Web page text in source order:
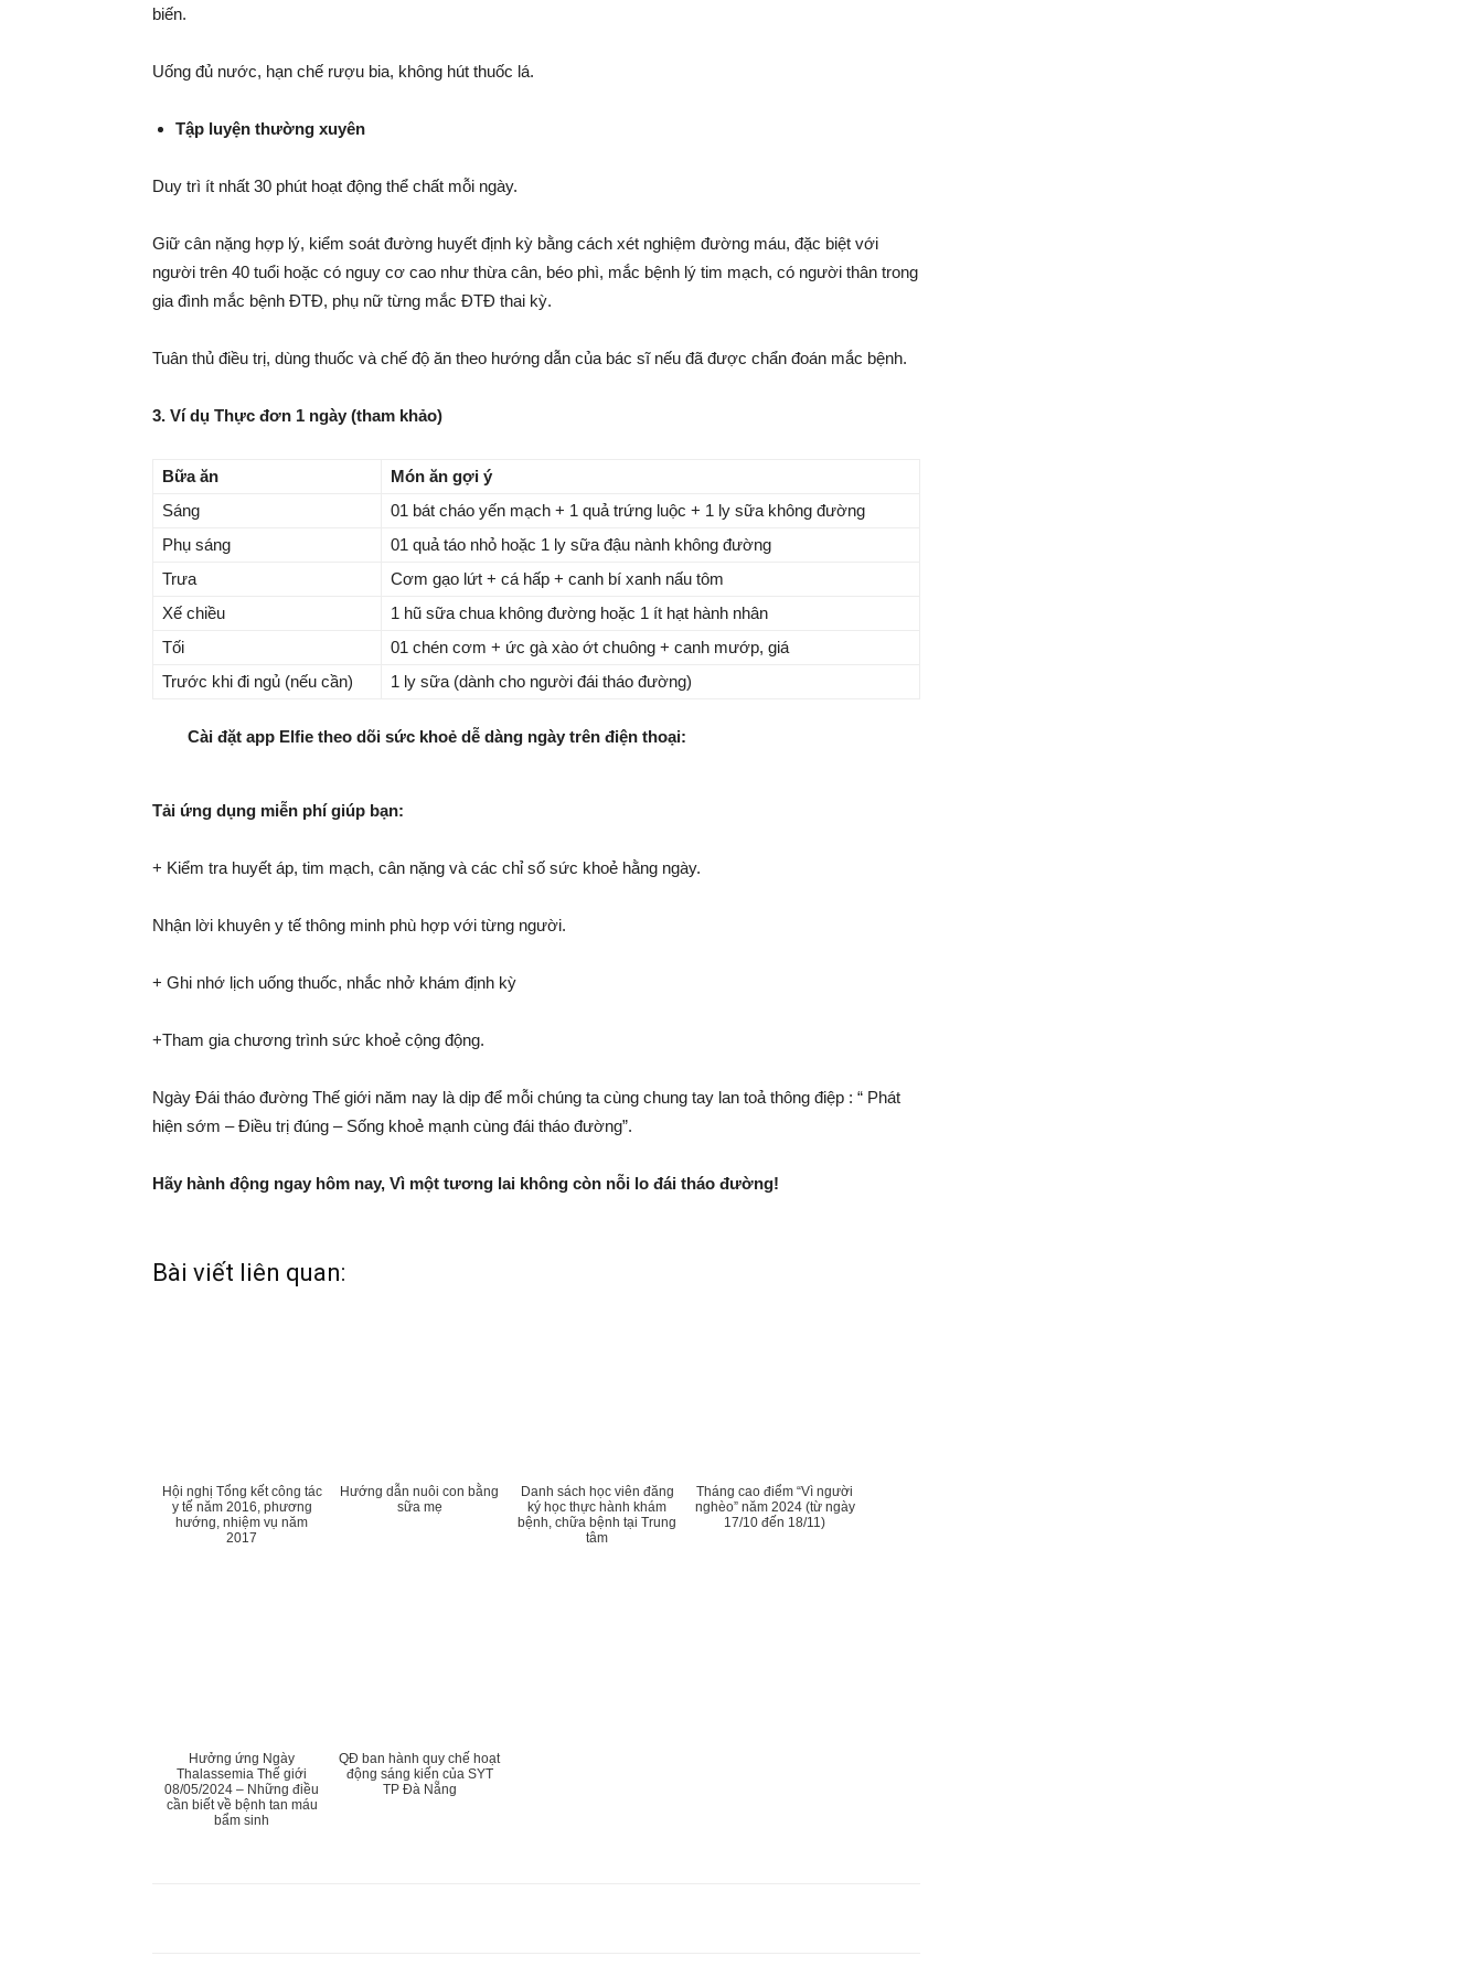
biến.
Uống đủ nước, hạn chế rượu bia, không hút thuốc lá.
Tập luyện thường xuyên
Duy trì ít nhất 30 phút hoạt động thể chất mỗi ngày.
Giữ cân nặng hợp lý, kiểm soát đường huyết định kỳ bằng cách xét nghiệm đường máu, đặc biệt với
người trên 40 tuổi hoặc có nguy cơ cao như thừa cân, béo phì, mắc bệnh lý tim mạch, có người thân trong
gia đình mắc bệnh ĐTĐ, phụ nữ từng mắc ĐTĐ thai kỳ.
Tuân thủ điều trị, dùng thuốc và chế độ ăn theo hướng dẫn của bác sĩ nếu đã được chẩn đoán mắc bệnh.
3. Ví dụ Thực đơn 1 ngày (tham khảo)
Bữa ăn
Món ăn gợi ý
Sáng
01 bát cháo yến mạch + 1 quả trứng luộc + 1 ly sữa không đường
Phụ sáng
01 quả táo nhỏ hoặc 1 ly sữa đậu nành không đường
Trưa
Cơm gạo lứt + cá hấp + canh bí xanh nấu tôm
Xế chiều
1 hũ sữa chua không đường hoặc 1 ít hạt hành nhân
Tối
01 chén cơm + ức gà xào ớt chuông + canh mướp, giá
Trước khi đi ngủ (nếu cần)
1 ly sữa (dành cho người đái tháo đường)
Cài đặt app Elfie theo dõi sức khoẻ dễ dàng ngày trên điện thoại:
Tải ứng dụng miễn phí giúp bạn:
+ Kiểm tra huyết áp, tim mạch, cân nặng và các chỉ số sức khoẻ hằng ngày.
Nhận lời khuyên y tế thông minh phù hợp với từng người.
+ Ghi nhớ lịch uống thuốc, nhắc nhở khám định kỳ
+Tham gia chương trình sức khoẻ cộng động.
Ngày Đái tháo đường Thế giới năm nay là dịp để mỗi chúng ta cùng chung tay lan toả thông điệp : “ Phát
hiện sớm – Điều trị đúng – Sống khoẻ mạnh cùng đái tháo đường”.
Hãy hành động ngay hôm nay, Vì một tương lai không còn nỗi lo đái tháo đường!
Bài viết liên quan:
Hội nghị Tổng kết công tác
y tế năm 2016, phương
hướng, nhiệm vụ năm
2017
Hướng dẫn nuôi con bằng
sữa mẹ
Danh sách học viên đăng
ký học thực hành khám
bệnh, chữa bệnh tại Trung
tâm
Tháng cao điểm “Vì người
nghèo” năm 2024 (từ ngày
17/10 đến 18/11)
Hưởng ứng Ngày
Thalassemia Thế giới
08/05/2024 – Những điều
cần biết về bệnh tan máu
bẩm sinh
QĐ ban hành quy chế hoạt
động sáng kiến của SYT
TP Đà Nẵng